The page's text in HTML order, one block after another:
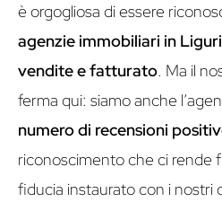
è orgogliosa di essere
agenzie immobiliari in
vendite e fatturato. Ma il
ferma qui: siamo anche
numero di recensioni
riconoscimento che ci rende
fiducia instaurato con i nostri